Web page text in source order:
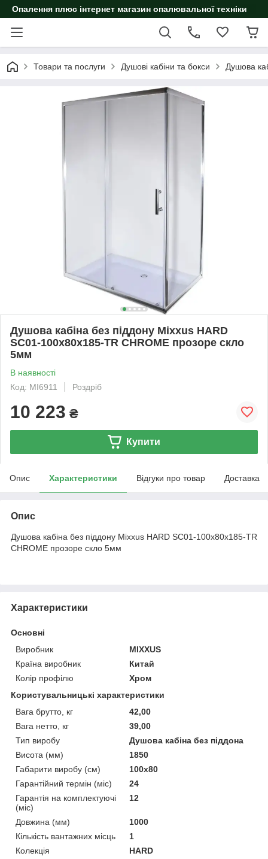
Опалення плюс інтернет магазин опалювальної техніки
Товари та послуги Душові кабіни та бокси Душова
Душова кабіна без піддону Mixxus HARD
SC01-100x80x185-TR CHROME прозоре скло
5мм
В наявності
Код: MI6911
Роздріб
10 223 ₴
Купити
Опис Характеристики Відгуки про товар Доставка
Опис
Душова кабіна без піддону Mixxus HARD SC01-100x80x185-TR
CHROME прозоре скло 5мм
Характеристики
Основні
Виробник
MIXXUS
Країна виробник
Китай
Колір профілю
Хром
Користувальницькі характеристики
Вага брутто, кг
42,00
Вага нетто, кг
39,00
Тип виробу
Душова кабіна без піддона
Висота (мм)
1850
Габарити виробу (см)
100x80
Гарантійний термін (міс)
24
Гарантія на комплектуючі
(міс)
12
Довжина (мм)
1000
Кількість вантажних місць
1
Колекція
HARD